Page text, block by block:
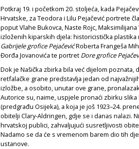
Potkraj 19. i početkom 20. stoljeća, kada
Hrvatske, za Teodora i Lilu Pejačević portrete
poput Vlahe Bukovca, Naste Rojc,
izloženih kiparskih djela: historicistička
Gabrijele grofice PejačevićRoberta Frangeša
Đorđa Jovanovića te portret Dore grofice
Dok je Našička zbirka bila već dijelom
retfalačke grane predstavlja jedan od
izložbe, a osobito, unutar ove grane,
Autorice su, naime, uspjele pronaći zbirku
(predgrađu Osijeka), a koja je još 1923–24.
obitelji Clary-Aldringen, gdje se i danas nalazi.
hrvatskoj publici, zahvaljujući susretljivosti
Nadamo se da će s vremenom barem dio tih
ustanove.